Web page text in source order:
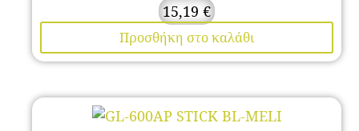
15,19 €
Προσθήκη στο καλάθι